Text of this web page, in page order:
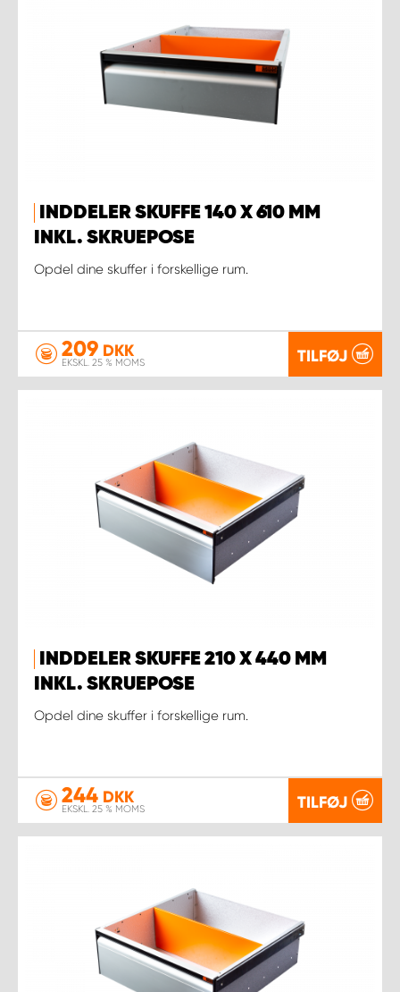
INDDELER SKUFFE 140 X 610 MM
INKL. SKRUEPOSE
Opdel dine skuffer i forskellige rum.
209 DKK
EKSKL. 25 % MOMS TILFØJ
INDDELER SKUFFE 210 X 440 MM
INKL. SKRUEPOSE
Opdel dine skuffer i forskellige rum.
244 DKK
EKSKL. 25 % MOMS TILFØJ